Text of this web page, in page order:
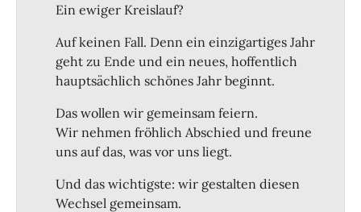
Ein ewiger Kreislauf?
Auf keinen Fall. Denn ein einzigartiges Jahr
geht zu Ende und ein neues, hoffentlich
hauptsächlich schönes Jahr beginnt.
Das wollen wir gemeinsam feiern.
Wir nehmen fröhlich Abschied und freune
uns auf das, was vor uns liegt.
Und das wichtigste: wir gestalten diesen
Wechsel gemeinsam.